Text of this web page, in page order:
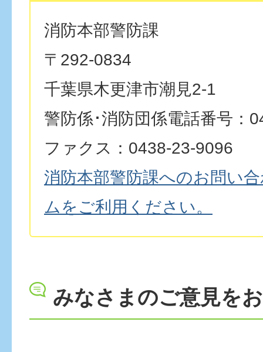
消防本部警防課
〒292-0834
千葉県木更津市潮見2-1
警防係･消防団係電話番号：
ファクス：0438-23-9096
消防本部警防課へのお問い
ムをご利用ください。
みなさまのご意見を